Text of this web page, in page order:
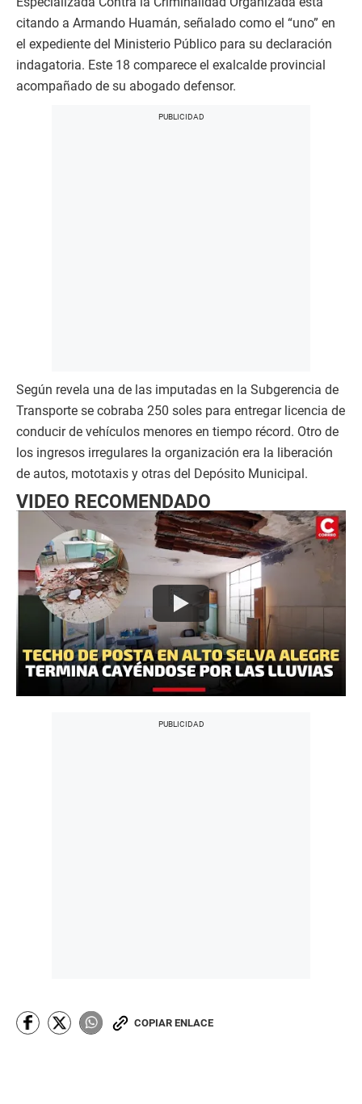
citando a Armando Huamán, señalado como el “uno” en
el expediente del Ministerio Público para su declaración
indagatoria. Este 18 comparece el exalcalde provincial
acompañado de su abogado defensor.
Según revela una de las imputadas en la Subgerencia de
Transporte se cobraba 250 soles para entregar licencia de
conducir de vehículos menores en tiempo récord. Otro de
los ingresos irregulares la organización era la liberación
de autos, mototaxis y otras del Depósito Municipal.
VIDEO RECOMENDADO
COPIAR ENLACE